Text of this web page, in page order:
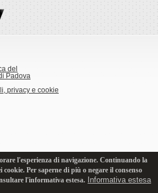
del
Padova
privacy e cookie
l'esperienza di navigazione. Continuando la
Per saperne di più o negare il consenso
l'informativa estesa. Informativa estesa